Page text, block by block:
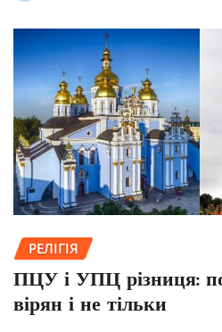
РЕЛІГІЯ
ПЦУ і УПЦ різниця:
вірян і не тільки